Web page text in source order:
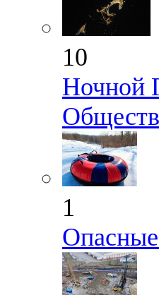
10
Ночной
1